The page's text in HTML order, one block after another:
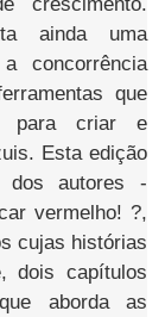
ainda uma
concorrência
que
para criar e
Esta edição
dos autores -
vermelho! ?,
cujas histórias
dois capítulos
aborda as